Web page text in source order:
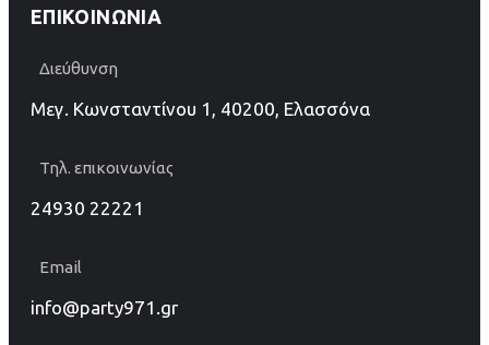
ΕΠΙΚΟΙΝΩΝΊΑ
Διεύθυνση
Μεγ. Κωνσταντίνου 1, 40200, Ελασσόνα
Τηλ. επικοινωνίας
24930 22221
Email
info@party971.gr